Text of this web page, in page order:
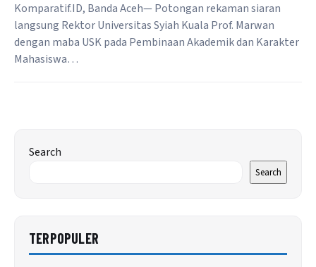
Komparatif.ID, Banda Aceh— Potongan rekaman siaran
langsung Rektor Universitas Syiah Kuala Prof. Marwan
dengan maba USK pada Pembinaan Akademik dan Karakter
Mahasiswa…
Search
Search
TERPOPULER